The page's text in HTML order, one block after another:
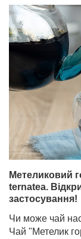
Метеликовий
ternatea.
застосування!
Чи може чай
Чай "Метелик